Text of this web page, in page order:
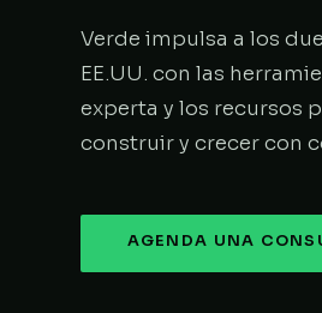
Verde impulsa a los
EE.UU. con las
experta y los recursos
construir y crecer con
AGENDA UNA